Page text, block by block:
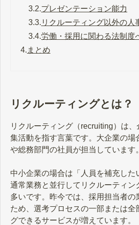
3.2.プレゼンテーション能力
3.3. リクルーティング以外の人
3.4.労働・採用に関わる法制度
4. まとめ
リクルーティングとは？
リクルーティング（recruiting）は
集活動を指す言葉です。大企業の場
や総務部門の社員が担当しています。
中小企業の場合は「人員を補充した
通常業務と並行してリクルーティン
多いです。昨今では、採用担当者の
ため、選考プロセスの一部または全
グできるサービスが増えています。